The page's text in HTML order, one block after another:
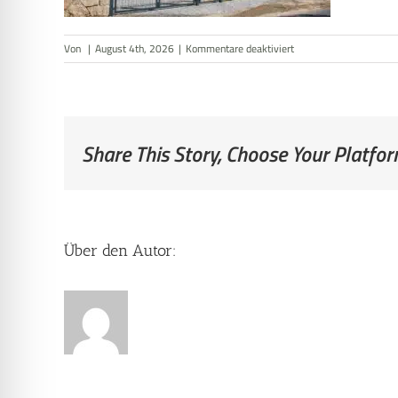
Von | August 4th, 2026 | Kommentare deaktiviertfür
Außenansicht
Share This Story, Choose Your
Über den Autor: